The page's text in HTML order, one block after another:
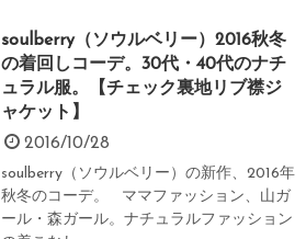
soulberry（ソウルベリー）2016秋冬
の着回しコーデ。30代・40代のナチ
ュラル服。【チェック裏地リブ襟ジ
ャケット】
2016/10/28
soulberry（ソウルベリー）の新作、2016年
秋冬のコーデ。 ママファッション、山ガ
ール・森ガール。ナチュラルファッション